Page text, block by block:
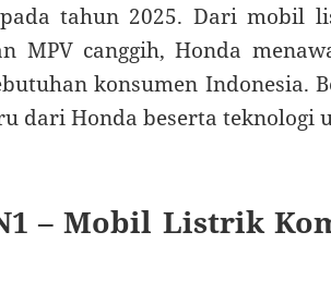
tahun 2025. Dari mobil
MPV canggih, Honda
konsumen Indonesia.
dari Honda beserta teknologi
– Mobil Listrik